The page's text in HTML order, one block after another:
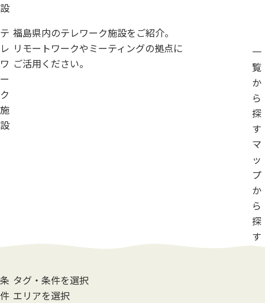
設
テ
レ
ワ
ー
ク
施
設
福島県内のテレワーク施設をご紹介。
リモートワークやミーティングの拠点に
ご活用ください。
一
覧
か
ら
探
す
マ
ッ
プ
か
ら
探
す
条
件
タグ・条件を選択
エリアを選択